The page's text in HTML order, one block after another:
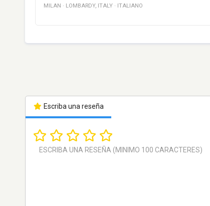
MILAN · LOMBARDY, ITALY · ITALIANO
Escriba una reseña